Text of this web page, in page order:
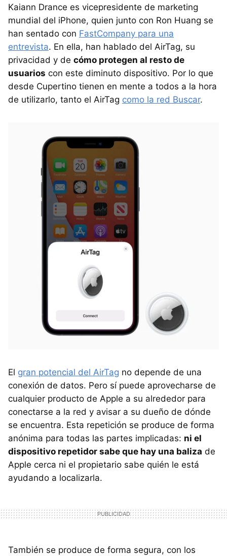
Kaiann Drance es vicepresidente de marketing
mundial del iPhone, quien junto con Ron Huang se
han sentado con FastCompany para una
entrevista. En ella, han hablado del AirTag, su
privacidad y de cómo protegen al resto de
usuarios con este diminuto dispositivo. Por lo que
desde Cupertino tienen en mente a todos a la hora
de utilizarlo, tanto el AirTag como la red Buscar.
El gran potencial del AirTag no depende de una
conexión de datos. Pero sí puede aprovecharse de
cualquier producto de Apple a su alrededor para
conectarse a la red y avisar a su dueño de dónde
se encuentra. Esta repetición se produce de forma
anónima para todas las partes implicadas: ni el
dispositivo repetidor sabe que hay una baliza de
Apple cerca ni el propietario sabe quién le está
ayudando a localizarla.
También se produce de forma segura, con los